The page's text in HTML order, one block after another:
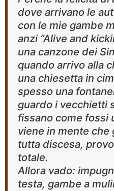
dove arrivano le
con le mie gambe
anzi “Alive and
una canzone dei
quando arrivo alla
una chiesetta in
spesso una
guardo i vecchietti
fissano come fossi
viene in mente che
tutta discesa,
totale.
Allora vado:
testa, gambe a